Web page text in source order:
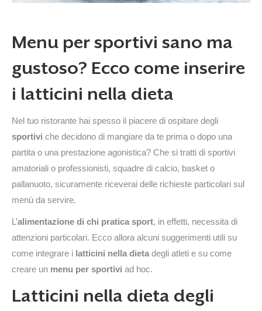
Menu per sportivi sano ma
gustoso? Ecco come inserire
i latticini nella dieta
Nel tuo ristorante hai spesso il piacere di ospitare degli
sportivi che decidono di mangiare da te prima o dopo una
partita o una prestazione agonistica? Che si tratti di sportivi
amatoriali o professionisti, squadre di calcio, basket o
pallanuoto, sicuramente riceverai delle richieste particolari sul
menù da servire.
L’alimentazione di chi pratica sport, in effetti, necessita di
attenzioni particolari. Ecco allora alcuni suggerimenti utili su
come integrare i latticini nella dieta degli atleti e su come
creare un menu per sportivi ad hoc.
Latticini nella dieta degli